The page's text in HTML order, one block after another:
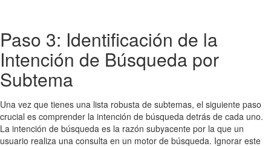
Paso 3: Identificación de la
Intención de Búsqueda por
Subtema
Una vez que tienes una lista robusta de subtemas, el siguiente paso
crucial es comprender la intención de búsqueda detrás de cada uno.
La intención de búsqueda es la razón subyacente por la que un
usuario realiza una consulta en un motor de búsqueda. Ignorar este